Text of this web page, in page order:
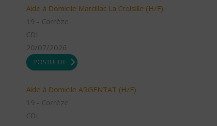
Aide à Domicile Marcillac La Croisille (H/F)
19 - Corrèze
CDI
20/07/2026
POSTULER
Aide à Domicile ARGENTAT (H/F)
19 - Corrèze
CDI